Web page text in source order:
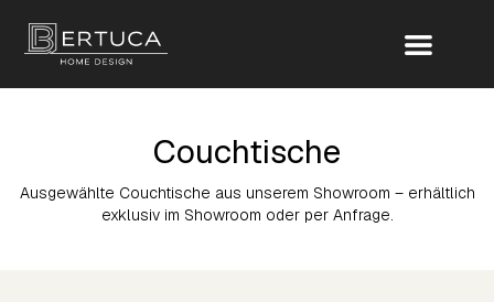
Couchtische
Ausgewählte Couchtische aus unserem Showroom – erhältlich
exklusiv im Showroom oder per Anfrage.